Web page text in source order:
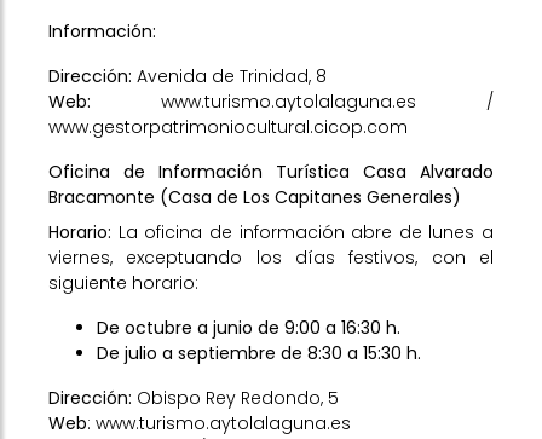
Información:
Dirección: Avenida de Trinidad, 8
Web:
www.turismo.aytolalaguna.es /
www.gestorpatrimoniocultural.cicop.com
Oficina de Información Turística Casa Alvarado
Bracamonte (Casa de Los Capitanes Generales)
Horario: La oficina de información abre de lunes a
viernes, exceptuando los días festivos, con el
siguiente horario:
De octubre a junio de 9:00 a 16:30 h.
De julio a septiembre de 8:30 a 15:30 h.
Dirección: Obispo Rey Redondo, 5
Web: www.turismo.aytolalaguna.es